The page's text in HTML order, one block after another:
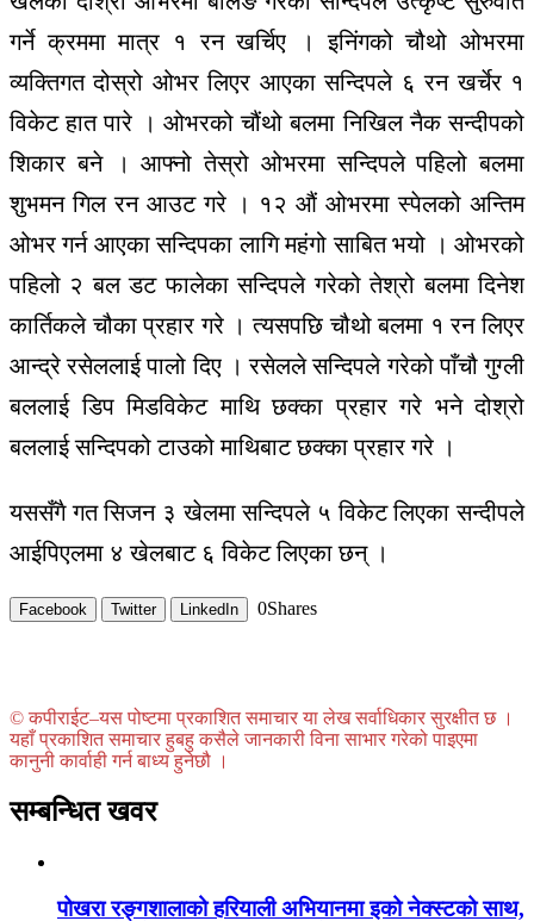
गर्ने क्रममा मात्र १ रन खर्चिए । इनिंगको चौथो ओभरमा
व्यक्तिगत दोस्रो ओभर लिएर आएका सन्दिपले ६ रन खर्चेर १
विकेट हात पारे । ओभरको चौंथो बलमा निखिल नैक सन्दीपको
शिकार बने । आफ्नो तेस्रो ओभरमा सन्दिपले पहिलो बलमा
शुभमन गिल रन आउट गरे । १२ औं ओभरमा स्पेलको अन्तिम
ओभर गर्न आएका सन्दिपका लागि महंगो साबित भयो । ओभरको
पहिलो २ बल डट फालेका सन्दिपले गरेको तेश्रो बलमा दिनेश
कार्तिकले चौका प्रहार गरे । त्यसपछि चौथो बलमा १ रन लिएर
आन्द्रे रसेललाई पालो दिए । रसेलले सन्दिपले गरेको पाँचौ गुग्ली
बललाई डिप मिडविकेट माथि छक्का प्रहार गरे भने दोश्रो
बललाई सन्दिपको टाउको माथिबाट छक्का प्रहार गरे ।
यससँगै गत सिजन ३ खेलमा सन्दिपले ५ विकेट लिएका सन्दीपले
आईपिएलमा ४ खेलबाट ६ विकेट लिएका छन् ।
Facebook Twitter LinkedIn 0Shares
© कपीराईट–यस पोष्टमा प्रकाशित समाचार या लेख सर्वाधिकार सुरक्षीत छ ।
यहाँ प्रकाशित समाचार हुबहु कसैले जानकारी विना साभार गरेको पाइएमा
कानुनी कार्वाही गर्न बाध्य हुनेछौ ।
सम्बन्धित खवर
पोखरा रङ्गशालाको हरियाली अभियानमा इको नेक्स्टको साथ,